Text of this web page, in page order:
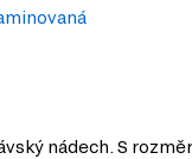
nádech. S